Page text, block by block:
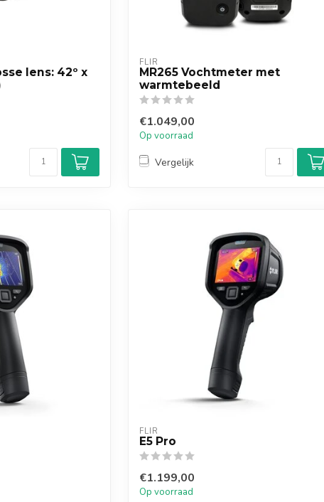
lens: 42º x
FLIR
MR265 Vochtmeter met
warmtebeeld
€1.049,00
Op voorraad
Vergelijk
FLIR
E5 Pro
€1.199,00
Op voorraad